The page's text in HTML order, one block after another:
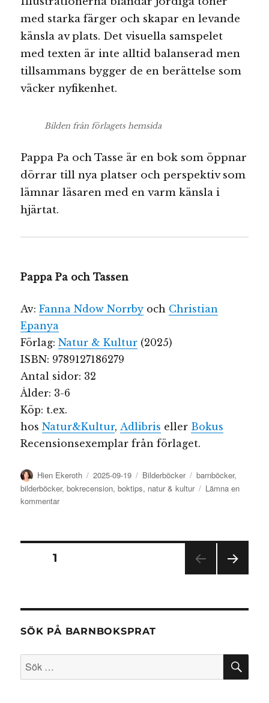
med starka färger och skapar en levande
känsla av plats. Det visuella samspelet
med texten är inte alltid balanserad men
tillsammans bygger de en berättelse som
väcker nyfikenhet.
Bilden från förlagets hemsida
Pappa Pa och Tasse är en bok som öppnar
dörrar till nya platser och perspektiv som
lämnar läsaren med en varm känsla i
hjärtat.
Pappa Pa och Tassen
Av:Fanna Ndow Norrby och Christian
Epanya
Förlag:Natur & Kultur (2025)
ISBN: 9789127186279
Antal sidor: 32
Ålder: 3-6
Köp: t.ex.
hosNatur&Kultur, Adlibris eller Bokus
Recensionsexemplar från förlaget.
Författare
Hien Ekeroth
Publicerat
den
2025-09-19 Kategorier
Bilderböcker Etiketter
barnböcker,
bilderböcker,bokrecension,boktips, natur & kultur
Lämna en
kommentartill
och
Sidnumrering
inlägg
SIDA1
SÖK PÅ BARNBOKSPRAT
Sök